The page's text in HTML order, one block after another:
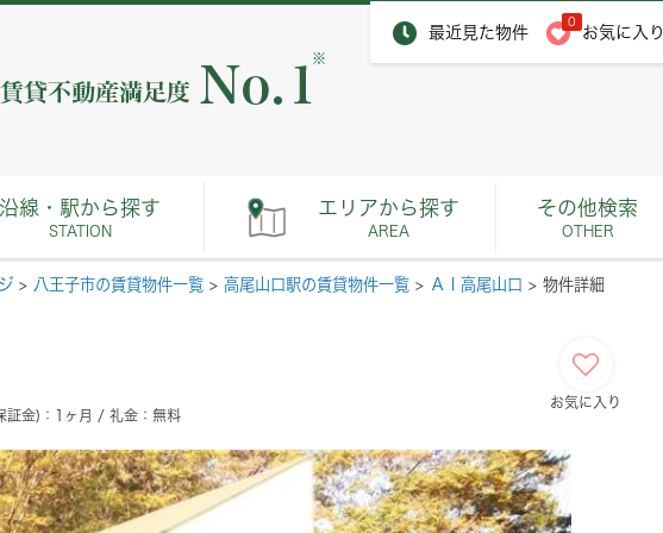
最近見た物件
0
お気に入り
※
沿線・駅から探す
STATION
エリアから探す
AREA
その他検索
OTHER
> 八王子市の賃貸物件一覧 > 高尾山口駅の賃貸物件一覧 > ＡＩ高尾山口 > 物件詳細
証金)：1ヶ月 / 礼金：無料
お気に入り